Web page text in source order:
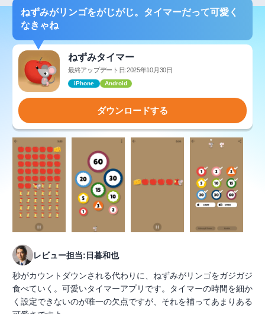
ねずみがリンゴをがじがじ。タイマーだって可愛く
なきゃね
ねずみタイマー
最終アップデート日:2025年10月30日
iPhone Android
ダウンロードする
レビュー担当:日暮和也
秒がカウントダウンされる代わりに、ねずみがリンゴをガジガジ
食べていく。可愛いタイマーアプリです。タイマーの時間を細か
く設定できないのが唯一の欠点ですが、それを補ってあまりある